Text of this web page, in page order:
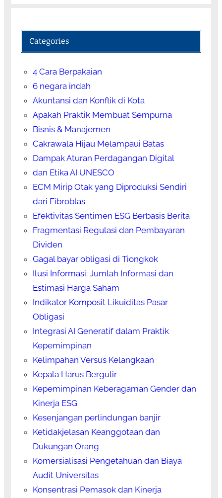
Categories
4 Cara Berpakaian
6 negara indah
Akuntansi dan Konflik di Kota
Apakah Praktik Membuat Sempurna
Bisnis & Manajemen
Cakrawala Hijau Melampaui Batas
Dampak Aturan Perdagangan Digital
dan Etika AI UNESCO
ECM Mirip Otak yang Diproduksi Sendiri
dari Fibroblas
Efektivitas Sentimen ESG Berbasis Berita
Fragmentasi Regulasi dan Pembayaran
Dividen
Gagal bayar obligasi di Tiongkok
Ilusi Informasi: Jumlah Informasi dan
Estimasi Harga Saham
Indikator Komposit Likuiditas Pasar
Obligasi
Integrasi AI Generatif dalam Praktik
Kepemimpinan
Kelimpahan Versus Kelangkaan
Kepala Harus Bergulir
Kepemimpinan Keberagaman Gender dan
Kinerja ESG
Kesenjangan perlindungan banjir
Ketidakjelasan Keanggotaan dan
Dukungan Orang
Komersialisasi Pengetahuan dan Biaya
Audit Universitas
Konsentrasi Pemasok dan Kinerja